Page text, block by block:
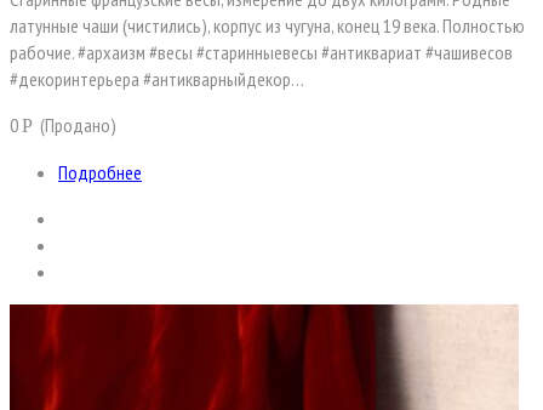
латунные чаши (чистились), корпус из чугуна, конец 19 века. Полностью
рабочие. #архаизм #весы #старинныевесы #антиквариат #чашивесов
#декоринтерьера #антикварныйдекор…
0Р (Продано)
Подробнее